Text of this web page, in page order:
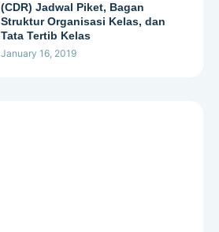
(CDR) Jadwal Piket, Bagan
Struktur Organisasi Kelas, dan
Tata Tertib Kelas
January 16, 2019